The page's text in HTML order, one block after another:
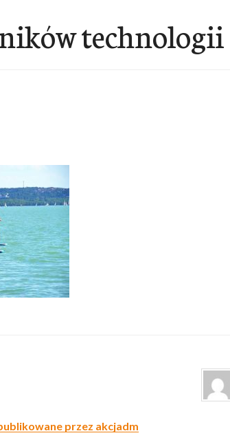
technologii
przez akcjadm